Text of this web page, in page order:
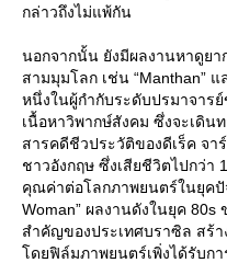
กล่าวถึงไม่แพ้กัน
นอกจากนั้น ยังมีผลงานหาดูย
สามมุมโลก เช่น “Manthan” แ
หนึ่งในผู้กำกับระดับปรมาจาร
เนื้อหาวิพากษ์สังคม ซึ่งจะเดิน
สารคดีชีวประวัติของดีเร็ค จ
ชาวอังกฤษ ซึ่งเสียชีวิตไปกว่า
คุณค่าต่อโลกภาพยนตร์ในยุคปั
Woman” ผลงานดังในยุค 80s
สำคัญของประเทศบราซิล สร้
ดยฟิล์มภาพยนตร์เพิ่งได้รับก